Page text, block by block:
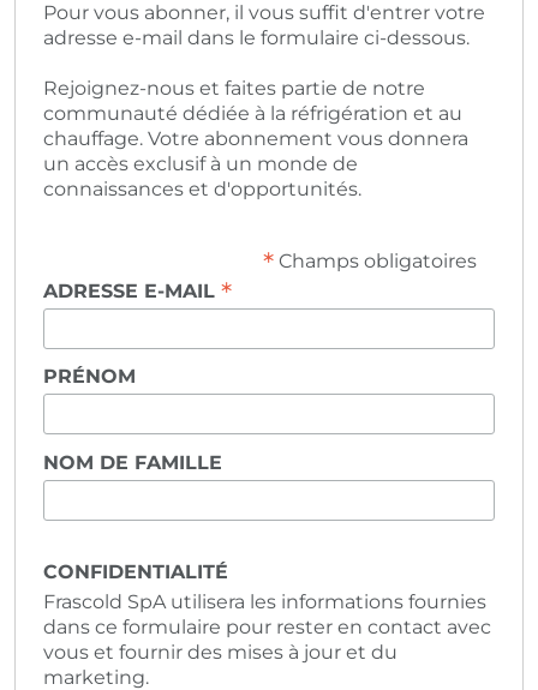
Pour vous abonner, il vous suffit d'entrer votre
adresse e-mail dans le formulaire ci-dessous.
Rejoignez-nous et faites partie de notre
communauté dédiée à la réfrigération et au
chauffage. Votre abonnement vous donnera
un accès exclusif à un monde de
connaissances et d'opportunités.
*Champs obligatoires
ADRESSE E-MAIL *
PRÉNOM
NOM DE FAMILLE
CONFIDENTIALITÉ
Frascold SpA utilisera les informations fournies
dans ce formulaire pour rester en contact avec
vous et fournir des mises à jour et du
marketing.